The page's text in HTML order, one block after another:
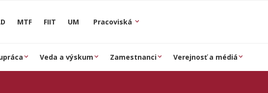
MTF FIIT UM Pracoviská
Veda a výskum Zamestnanci Verejnosť a médiá